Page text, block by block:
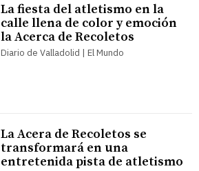
La fiesta del atletismo en la
calle llena de color y emoción
la Acerca de Recoletos
Diario de Valladolid | El Mundo
La Acera de Recoletos se
transformará en una
entretenida pista de atletismo